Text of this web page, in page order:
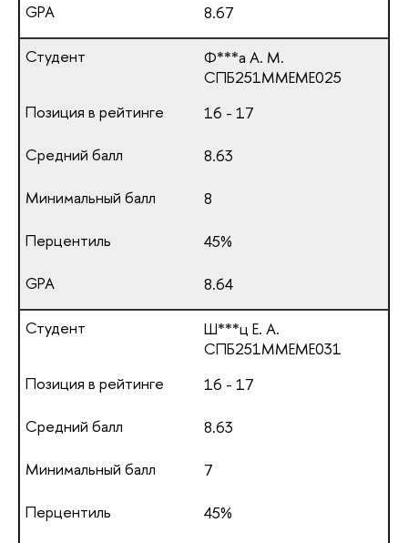
8.67
Ф***а А. М.
СПБ251ММЕМЕ025
16 - 17
8.63
8
45%
8.64
Ш***ц Е. А.
СПБ251ММЕМЕ031
16 - 17
8.63
7
45%